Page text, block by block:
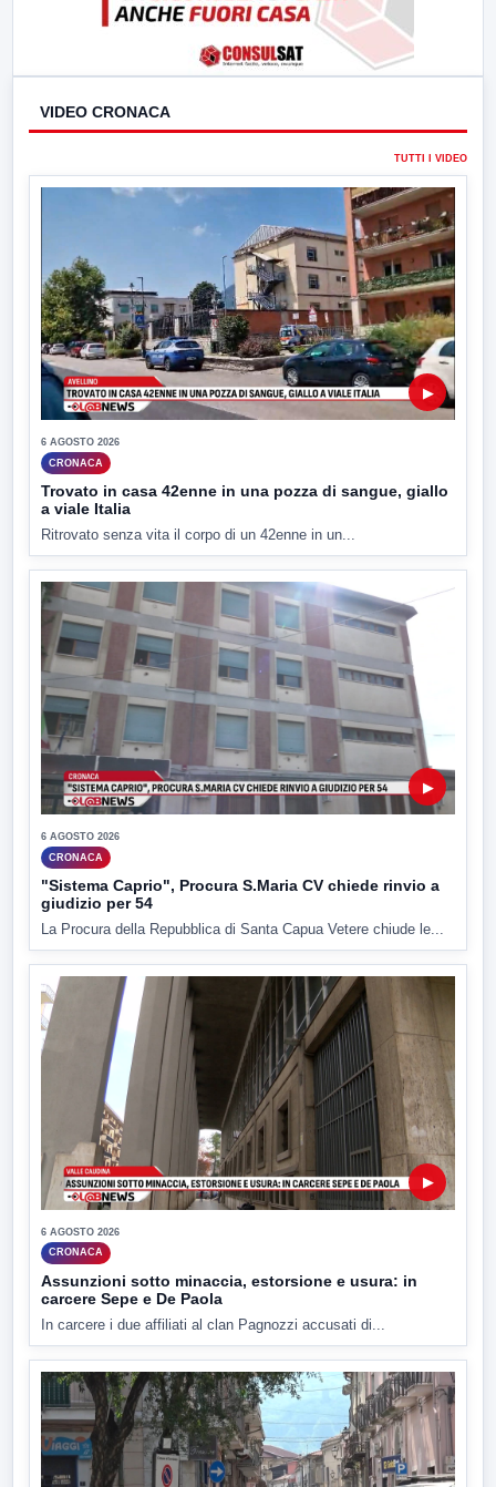
VIDEO CRONACA
TUTTI I VIDEO
▶
6 AGOSTO 2026
CRONACA
Trovato in casa 42enne in una pozza di sangue, giallo
a viale Italia
Ritrovato senza vita il corpo di un 42enne in un...
▶
6 AGOSTO 2026
CRONACA
"Sistema Caprio", Procura S.Maria CV chiede rinvio a
giudizio per 54
La Procura della Repubblica di Santa Capua Vetere chiude le...
▶
6 AGOSTO 2026
CRONACA
Assunzioni sotto minaccia, estorsione e usura: in
carcere Sepe e De Paola
In carcere i due affiliati al clan Pagnozzi accusati di...